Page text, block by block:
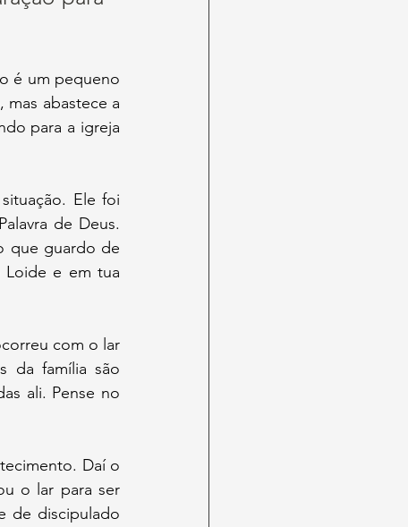
é um pequeno
mas abastece a
para a igreja
Ele foi
de Deus.
que guardo de
Loide e em tua
com o lar
da família são
ali. Pense no
Daí o
o lar para ser
de discipulado